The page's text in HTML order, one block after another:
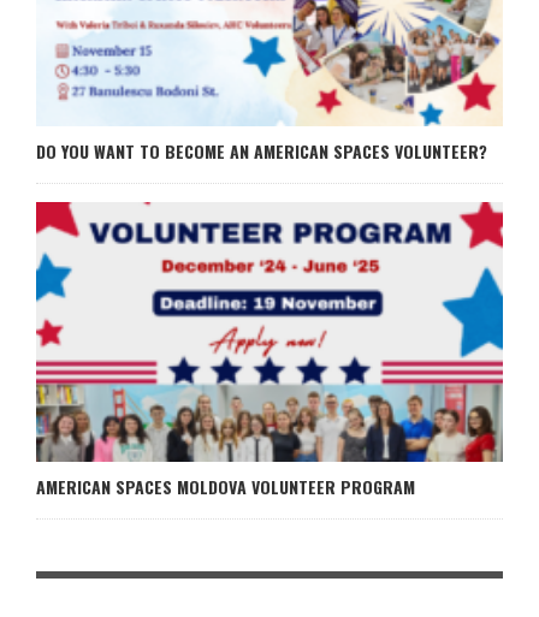
DO YOU WANT TO BECOME AN AMERICAN SPACES VOLUNTEER?
AMERICAN SPACES MOLDOVA VOLUNTEER PROGRAM